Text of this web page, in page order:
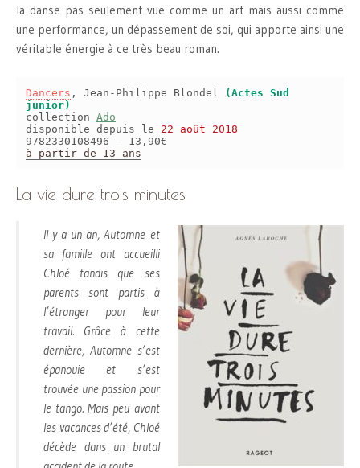
la danse pas seulement vue comme un art mais aussi comme
une performance, un dépassement de soi, qui apporte ainsi une
véritable énergie à ce très beau roman.
Dancers , Jean-Philippe Blondel
(Actes Sud
junior)
collection Ado
disponible depuis le 22 août 2018
9782330108496 – 13,90€
à partir de 13 ans
La vie dure trois minutes
Il y a un an, Automne et
sa famille ont accueilli
Chloé tandis que ses
parents sont partis à
l’étranger pour leur
travail. Grâce à cette
dernière, Automne s’est
épanouie et s’est
trouvée une passion pour
le tango. Mais peu avant
les vacances d’été, Chloé
décède dans un brutal